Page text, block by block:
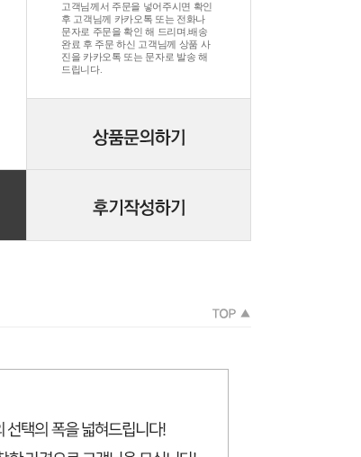
고객님께서 주문을 넣어주시면 확인
후 고객님께 카카오톡 또는 전화나
문자로 주문을 확인 해 드리며.배송
완료 후 주문 하신 고객님께 상품 사
진을 카카오톡 또는 문자로 발송 해
드립니다.